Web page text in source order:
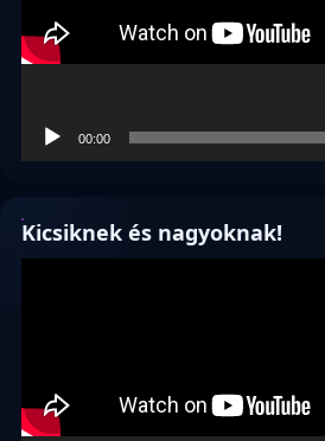
00:00
Kicsiknek és nagyoknak!